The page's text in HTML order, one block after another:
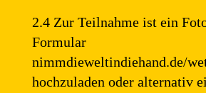
2.4 Zur Teilnahme ist ein
Formular
nimmdieweltindiehand.de/
hochzuladen oder alternativ